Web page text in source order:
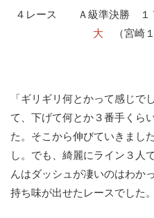
４レース Ａ級準決勝
大 （宮崎
「ギリギリ何とかって感じで
て、下げて何とか３番手くら
た。そこから伸びていきまし
し。でも、綺麗にライン３人
んはダッシュが凄いのはわか
持ち味が出せたレースでした。